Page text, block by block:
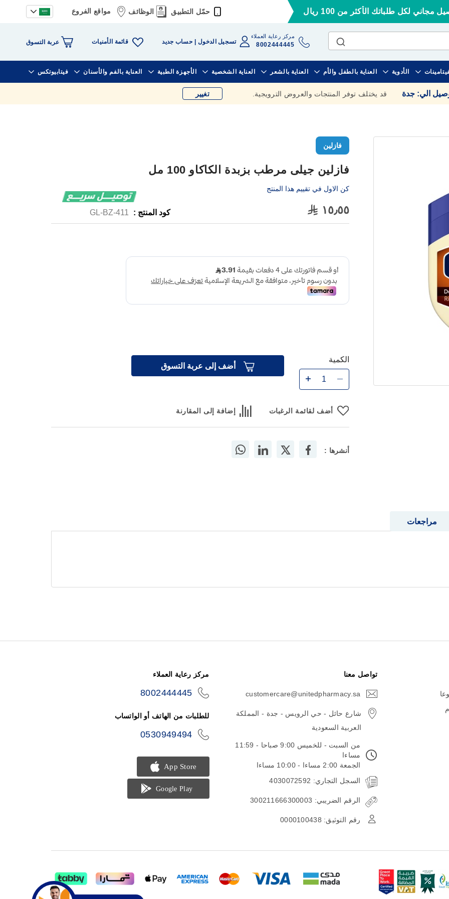
مجاني لكل طلباتك الأكثر من 100 ريال حمّل التطبيق الوظائف مواقع الفروع
مركز رعاية العملاء
8002444445 تسجيل الدخول حساب جديد قائمة الأمنيات عربة التسوق
الأدوية العناية بالطفل والأم العناية بالشعر العناية الشخصية الأجهزة الطبية العناية بالفم والأسنان فيتابيوتكس
الي: جدة قد يختلف توفر المنتجات والعروض الترويجية. تغيير
فازلين
فازلين جيلى مرطب بزبدة الكاكاو 100 مل
كن الاول في تقييم هذا المنتج
١٥٫٥٥ كود المنتج : GL-BZ-411
الكمية
أضف إلى عربة التسوق
أضف لقائمة الرغبات إضافة إلى المقارنة
أنشرها :
مراجعات
تواصل معنا
customercare@unitedpharmacy.sa
شارع حائل - حي الرويس - جدة - المملكة
العربية السعودية
من السبت - للخميس 9:00 صباحا - 11:59
مساءا
الجمعة 2:00 مساءا - 10:00 مساءا
السجل التجاري: 4030072592
الرقم الضريبي: 300211666300003
رقم التوثيق: 0000100438
مركز رعاية العملاء
8002444445
للطلبات من الهاتف أو الواتساب
0530949494